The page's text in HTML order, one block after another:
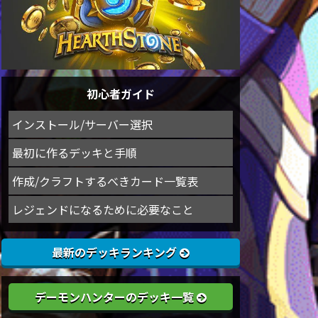
初心者ガイド
インストール/サーバー選択
最初に作るデッキと手順
作成/クラフトするべきカード一覧表
レジェンドになるために必要なこと
最新のデッキランキング
デーモンハンターのデッキ一覧